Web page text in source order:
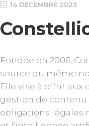
14 DÉCEMBRE 2023
Fondée en 2006,
source du même
Elle vise à offrir
gestion de contenu
obligations légales